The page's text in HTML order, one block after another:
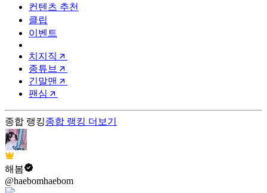
컨텐츠 추천
클립
이벤트
치지직
종튜브
긴말맨
팬심
종합 랭킹종합 랭킹 더보기
해봄
@haebomhaebom